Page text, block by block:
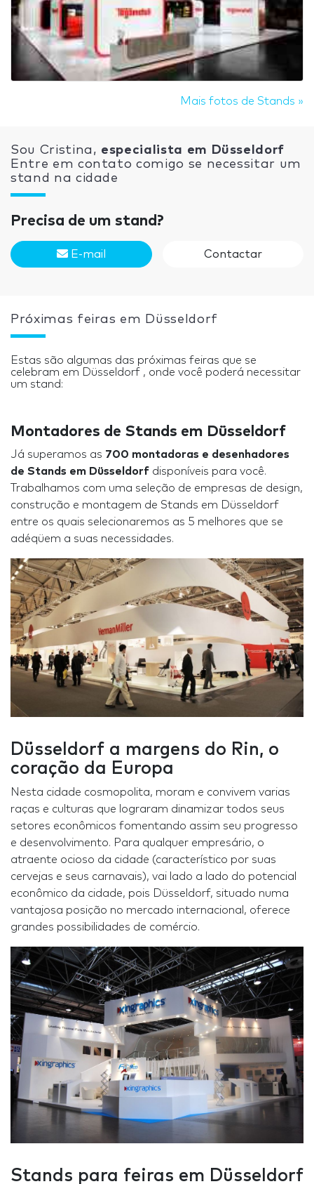
Mais fotos de Stands »
Sou Cristina, especialista em Düsseldorf
Entre em contato comigo se necessitar um
stand na cidade
Precisa de um stand?
E-mail Contactar
Próximas feiras em Düsseldorf
Estas são algumas das próximas feiras que se
celebram em Düsseldorf , onde você poderá necessitar
um stand:
Montadores de Stands em Düsseldorf
Já superamos as 700 montadoras e desenhadores
de Stands em Düsseldorf disponíveis para você.
Trabalhamos com uma seleção de empresas de design,
construção e montagem de Stands em Düsseldorf
entre os quais selecionaremos as 5 melhores que se
adéqüem a suas necessidades.
Düsseldorf a margens do Rin, o
coração da Europa
Nesta cidade cosmopolita, moram e convivem varias
raças e culturas que lograram dinamizar todos seus
setores econômicos fomentando assim seu progresso
e desenvolvimento. Para qualquer empresário, o
atraente ocioso da cidade (característico por suas
cervejas e seus carnavais), vai lado a lado do potencial
econômico da cidade, pois Düsseldorf, situado numa
vantajosa posição no mercado internacional, oferece
grandes possibilidades de comércio.
Stands para feiras em Düsseldorf